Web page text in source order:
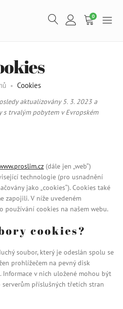
vaječná omeleta - 300 g -
+
0
Cookies
aktualizovány 5. 3. 2023 a
s trvalým pobytem v Evropském
(dále jen „web“)
technologie (pro usnadnění
jako „cookies“). Cookies také
zapojili. V níže uvedeném
používání cookies na našem webu.
cookies?
soubor, který je odeslán spolu se
prohlížečem na pevný disk
v nich uložené mohou být
serverům příslušných třetích stran